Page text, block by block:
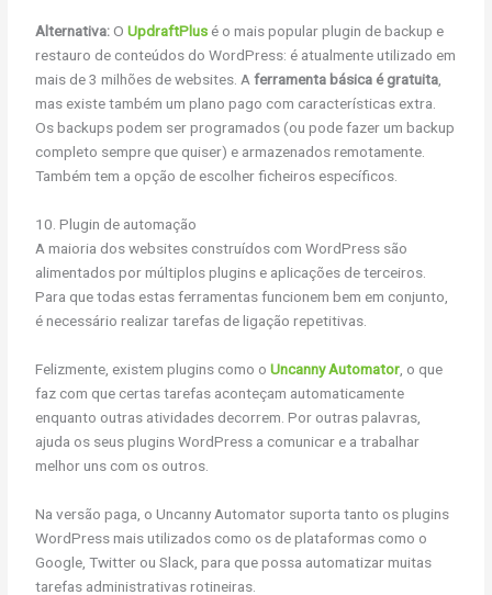
Alternativa:OUpdraftPlus é o mais popular plugin de backup e
restauro de conteúdos do WordPress: é atualmente utilizado em
mais de 3 milhões de websites. Aferramenta básica é gratuita
mas existe também um plano pago com características extra.
Os backups podem ser programados (ou pode fazer um backup
completo sempre que quiser) e armazenados remotamente.
Também tem a opção de escolher ficheiros específicos.
10. Plugin de automação
A maioria dos websites construídos com WordPress são
alimentados por múltiplos plugins e aplicações de terceiros.
Para que todas estas ferramentas funcionem bem em conjunto,
é necessário realizar tarefas de ligação repetitivas.
Felizmente, existem plugins como oUncanny Automator , o que
faz com que certas tarefas aconteçam automaticamente
enquanto outras atividades decorrem. Por outras palavras,
ajuda os seus plugins WordPress a comunicar e a trabalhar
melhor uns com os outros.
Na versão paga, o Uncanny Automator suporta tanto os plugins
WordPress mais utilizados como os de plataformas como o
Google, Twitter ou Slack, para que possa automatizar muitas
tarefas administrativas rotineiras.